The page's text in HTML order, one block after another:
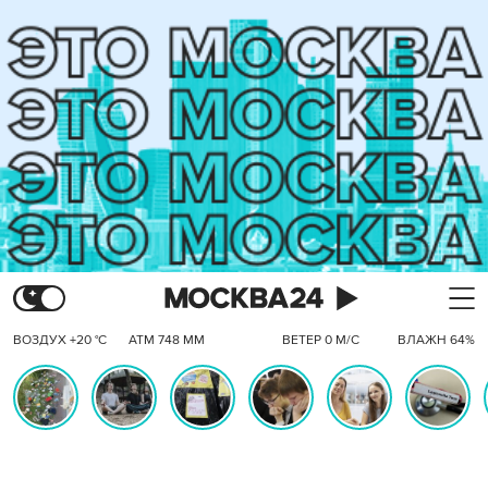
ВОЗДУХ +20 °C АТМ 748 ММ ВЕТЕР 0 М/С ВЛАЖН 64%